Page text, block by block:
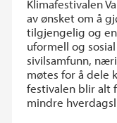
Klimafestivalen
av ønsket om å
tilgjengelig og
uformell og
sivilsamfunn,
møtes for å dele
festivalen blir alt
mindre